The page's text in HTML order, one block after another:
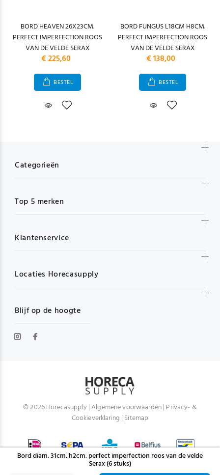
BORD HEAVEN 26X23CM.
PERFECT IMPERFECTION ROOS
VAN DE VELDE SERAX
€ 225,60
BESTEL
BORD FUNGUS L18CM H8CM.
PERFECT IMPERFECTION ROOS
VAN DE VELDE SERAX
€ 138,00
BESTEL
Bord diam. 31cm. h2cm. perfect imperfection roos van de velde
Serax (6 stuks)
Blijf op de hoogte
Categorieën
Top 5 merken
Klantenservice
Locaties Horecasupply
© 2026 Horecasupply |Algemene voorwaarden| Privacy- &
Cookieverklaring | Sitemap